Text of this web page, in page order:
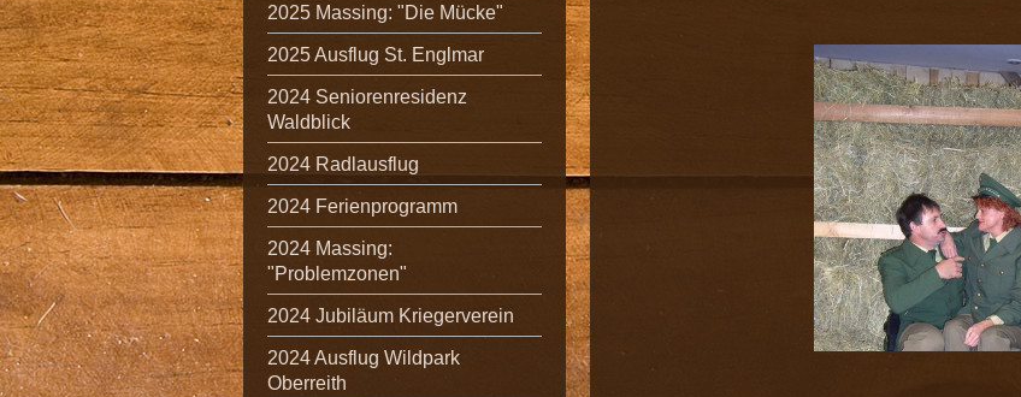
2025 Massing: "Die Mücke"
2025 Ausflug St. Englmar
2024 Seniorenresidenz
Waldblick
2024 Radlausflug
2024 Ferienprogramm
2024 Massing:
"Problemzonen"
2024 Jubiläum Kriegerverein
2024 Ausflug Wildpark
Oberreith